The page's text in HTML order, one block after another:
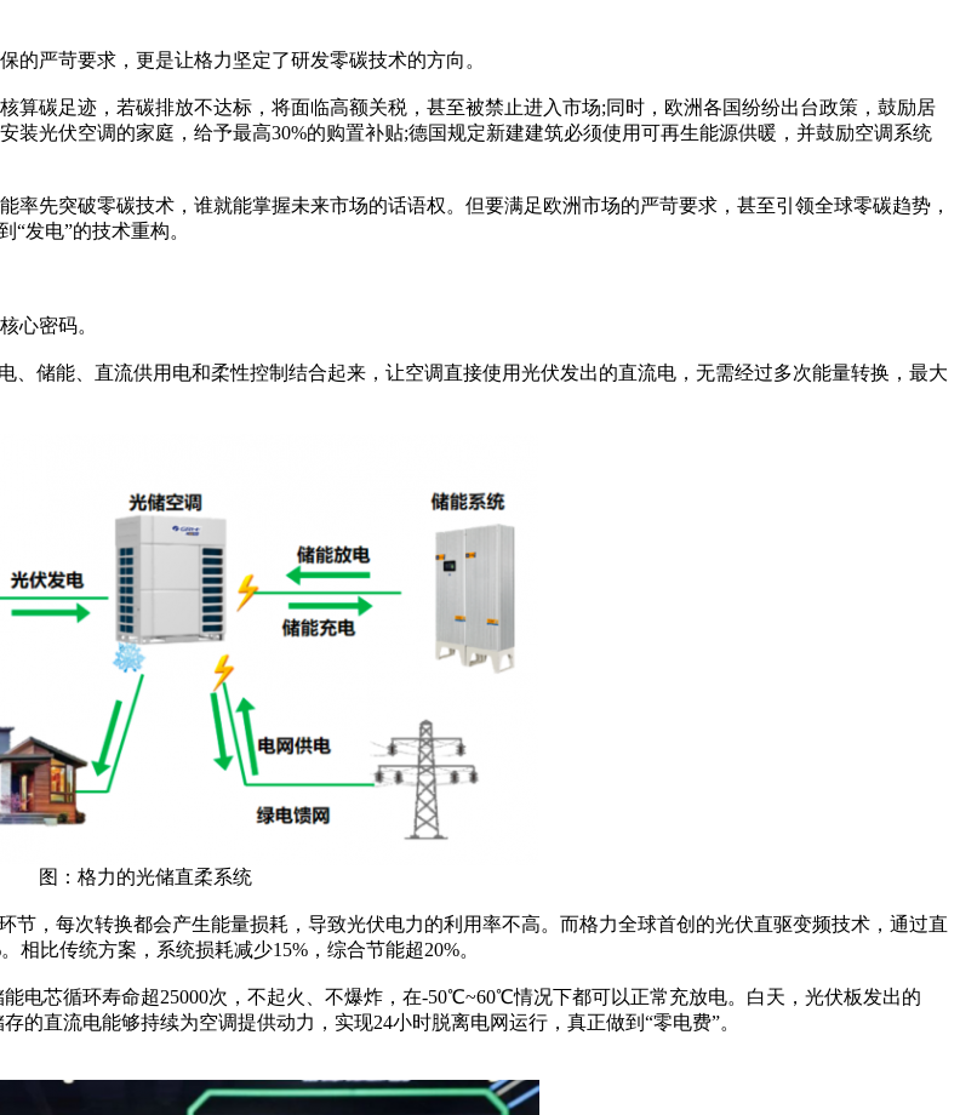
严苛要求，更是让格力坚定了研发零碳技术的方向。
碳足迹，若碳排放不达标，将面临高额关税，甚至被禁止进入市场;同时，欧洲各国纷纷出台政策，鼓励居
光伏空调的家庭，给予最高30%的购置补贴;德国规定新建建筑必须使用可再生能源供暖，并鼓励空调系统
先突破零碳技术，谁就能掌握未来市场的话语权。但要满足欧洲市场的严苛要求，甚至引领全球零碳趋势，
发电”的技术重构。
心密码。
储能、直流供用电和柔性控制结合起来，让空调直接使用光伏发出的直流电，无需经过多次能量转换，最大
图：格力的光储直柔系统
，每次转换都会产生能量损耗，导致光伏电力的利用率不高。而格力全球首创的光伏直驱变频技术，通过直
比传统方案，系统损耗减少15%，综合节能超20%。
电芯循环寿命超25000次，不起火、不爆炸，在-50℃~60℃情况下都可以正常充放电。白天，光伏板发出的
直流电能够持续为空调提供动力，实现24小时脱离电网运行，真正做到“零电费”。